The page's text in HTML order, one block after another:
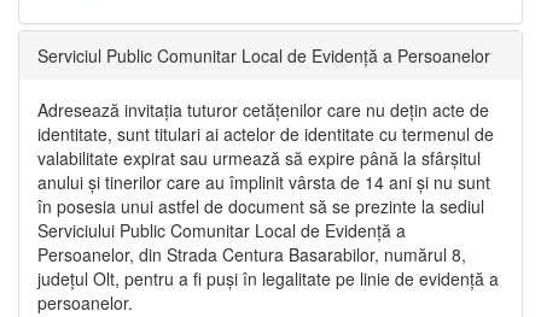
Serviciul Public Comunitar Local de Evidență a Persoanelor
Adresează invitația tuturor cetățenilor care nu dețin acte de
identitate, sunt titulari ai actelor de identitate cu termenul de
valabilitate expirat sau urmează să expire până la sfârșitul
anului și tinerilor care au împlinit vârsta de 14 ani și nu sunt
în posesia unui astfel de document să se prezinte la sediul
Serviciului Public Comunitar Local de Evidență a
Persoanelor, din Strada Centura Basarabilor, numărul 8,
județul Olt, pentru a fi puși în legalitate pe linie de evidență a
persoanelor.